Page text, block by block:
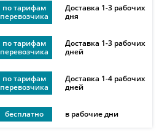
по тарифам
перевозчика
Доставка 1-3 рабочих
дня
по тарифам
перевозчика
Доставка 1-3 рабочих
дней
по тарифам
перевозчика
Доставка 1-4 рабочих
дней
бесплатно в рабочие дни